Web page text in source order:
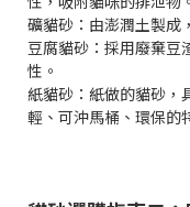
礦貓砂：由澎潤土製成
豆腐貓砂：採用廢棄豆
性。
紙貓砂：紙做的貓砂，
輕、可沖馬桶、環保的